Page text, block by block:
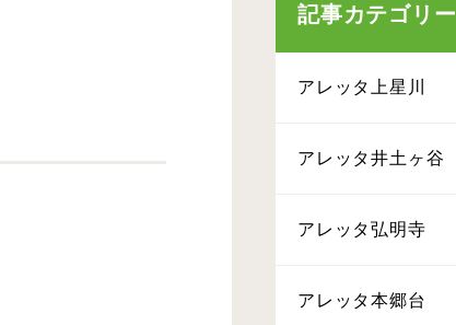
記事カテゴリー
アレッタ上星川
アレッタ井土ヶ谷
アレッタ弘明寺
アレッタ本郷台